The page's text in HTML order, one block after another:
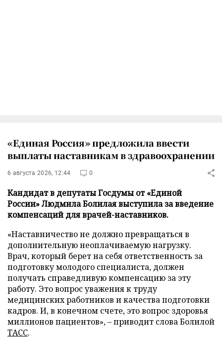
«Единая Россия» предложила ввести
выплаты наставникам в здравоохранении
6 августа 2026, 12:44 0
Кандидат в депутаты Госдумы от «Единой
России» Людмила Болилая выступила за введение
компенсаций для врачей-наставников.
«Наставничество не должно превращаться в
дополнительную неоплачиваемую нагрузку.
Врач, который берет на себя ответственность за
подготовку молодого специалиста, должен
получать справедливую компенсацию за эту
работу. Это вопрос уважения к труду
медицинских работников и качества подготовки
кадров. И, в конечном счете, это вопрос здоровья
миллионов пациентов», – приводит слова Болилой
ТАСС.